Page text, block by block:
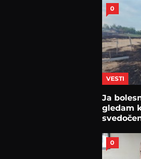
0
VESTI
Ja
gledam
0